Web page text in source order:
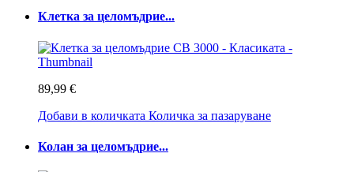
Клетка за целомъдрие...
89,99 €
Добави в количката Количка за пазаруване
Колан за целомъдрие...